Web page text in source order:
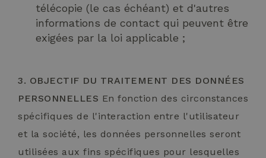
télécopie (le cas échéant) et d'autres
informations de contact qui peuvent être
exigées par la loi applicable ;
3. OBJECTIF DU TRAITEMENT DES DONNÉES
PERSONNELLES En fonction des circonstances
spécifiques de l'interaction entre l'utilisateur
et la société, les données personnelles seront
utilisées aux fins spécifiques pour lesquelles